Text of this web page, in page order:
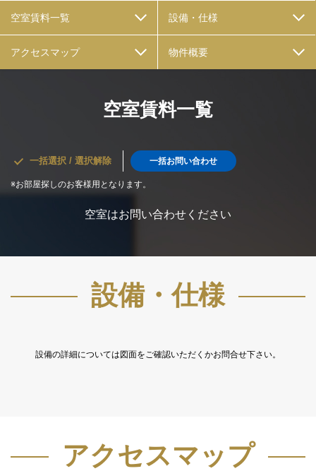
空室賃料一覧 設備・仕様
アクセスマップ 物件概要
空室賃料一覧
一括選択 / 選択解除 一括お問い合わせ
※お部屋探しのお客様用となります。
空室はお問い合わせください
設備・仕様
設備の詳細については図面をご確認いただくかお問合せ下さい。
アクセスマップ